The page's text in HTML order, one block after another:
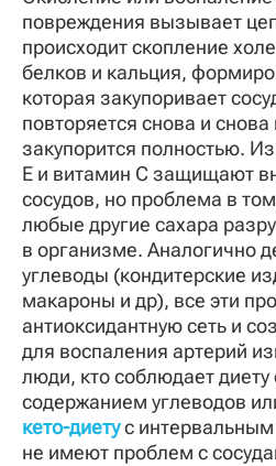
повреждения вызывает
происходит скопление
белков и кальция,
которая закупоривает
повторяется снова и
закупорится полностью.
Е и витамин С защищают
сосудов, но проблема в
любые другие сахара
в организме. Аналогично
углеводы (кондитерские
макароны и др), все эти
антиоксидантную сеть и
для воспаления артерий
люди, кто соблюдает диету
содержанием углеводов
кето-диетус
не имеют проблем с